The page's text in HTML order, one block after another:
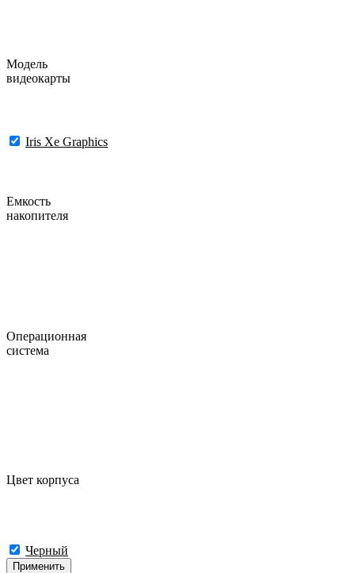
Модель
видеокарты
Iris Xe Graphics
Емкость
накопителя
Операционная
система
Цвет корпуса
Черный
Применить